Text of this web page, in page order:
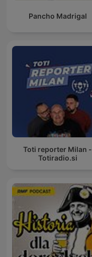
Pancho Madrigal
Toti reporter Milan -
Totiradio.si